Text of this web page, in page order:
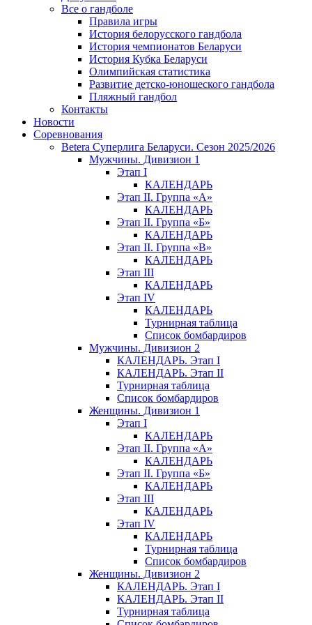
Все о гандболе
Правила игры
История белорусского гандбола
История чемпионатов Беларуси
История Кубка Беларуси
Олимпийская статистика
Развитие детско-юношеского гандбола
Пляжный гандбол
Контакты
Новости
Соревнования
Betera Суперлига Беларуси. Сезон 2025/2026
Мужчины. Дивизион 1
Этап I
КАЛЕНДАРЬ
Этап II. Группа «А»
КАЛЕНДАРЬ
Этап II. Группа «Б»
КАЛЕНДАРЬ
Этап II. Группа «В»
КАЛЕНДАРЬ
Этап III
КАЛЕНДАРЬ
Этап IV
КАЛЕНДАРЬ
Турнирная таблица
Список бомбардиров
Мужчины. Дивизион 2
КАЛЕНДАРЬ. Этап I
КАЛЕНДАРЬ. Этап II
Турнирная таблица
Список бомбардиров
Женщины. Дивизион 1
Этап I
КАЛЕНДАРЬ
Этап II. Группа «А»
КАЛЕНДАРЬ
Этап II. Группа «Б»
КАЛЕНДАРЬ
Этап III
КАЛЕНДАРЬ
Этап IV
КАЛЕНДАРЬ
Турнирная таблица
Список бомбардиров
Женщины. Дивизион 2
КАЛЕНДАРЬ. Этап I
КАЛЕНДАРЬ. Этап II
Турнирная таблица